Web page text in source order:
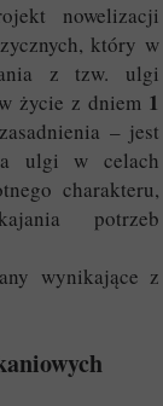
nowelizacji
który w
z tzw. ulgi
życie z dniem 1
– jest
ulgi w celach
charakteru,
potrzeb
wynikające z